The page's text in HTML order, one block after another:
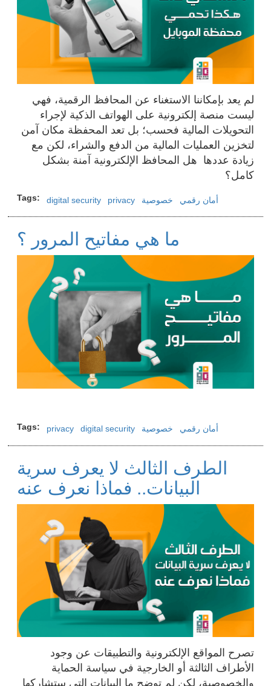
لم يعد بإمكاننا الاستغناء عن المحافظ الرقمية، فهي
ليست منصة إلكترونية على الهواتف الذكية لإجراء
التحويلات المالية فحسب؛ بل تعد المحفظة مكان آمن
لتخزين العمليات المالية من الدفع والشراء، لكن مع
زيادة عددها هل المحافظ الإلكترونية آمنة بشكل
كامل؟
Tags digital security privacy خصوصية أمان رقمي
ما هي مفاتيح المرور ؟
Tags privacy digital security خصوصية أمان رقمي
الطرف الثالث لا يعرف سرية
البيانات.. فماذا نعرف عنه
تصرح المواقع الإلكترونية والتطبيقات عن وجود
الأطراف الثالثة أو الخارجية في سياسة الحماية
والخصوصية، لكن لم توضح ما البيانات التي ستشاركها